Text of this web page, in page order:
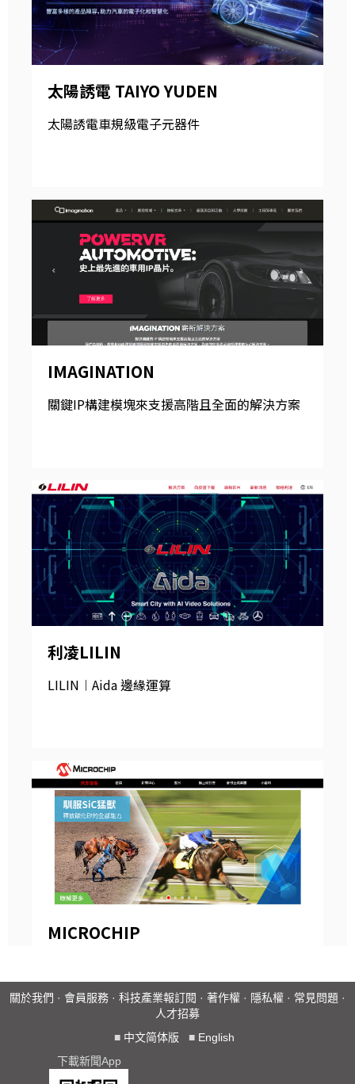
關於我們 · 會員服務 · 科技產業報訂閱 · 著作權 · 隱私權 · 常見問題 ·
人才招募
■ 中文简体版 ■ English
下載新聞App